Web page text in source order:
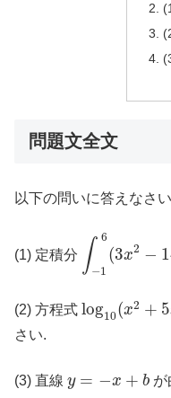
問題文全文
以下の問いに答えなさ
(1) 定積分 ∫ 6
−1
(3x2 −
−16
(2) 方程式 log10(x2 + 5
log 10 x + 5
さい.
(3) 直線 y = −x + b